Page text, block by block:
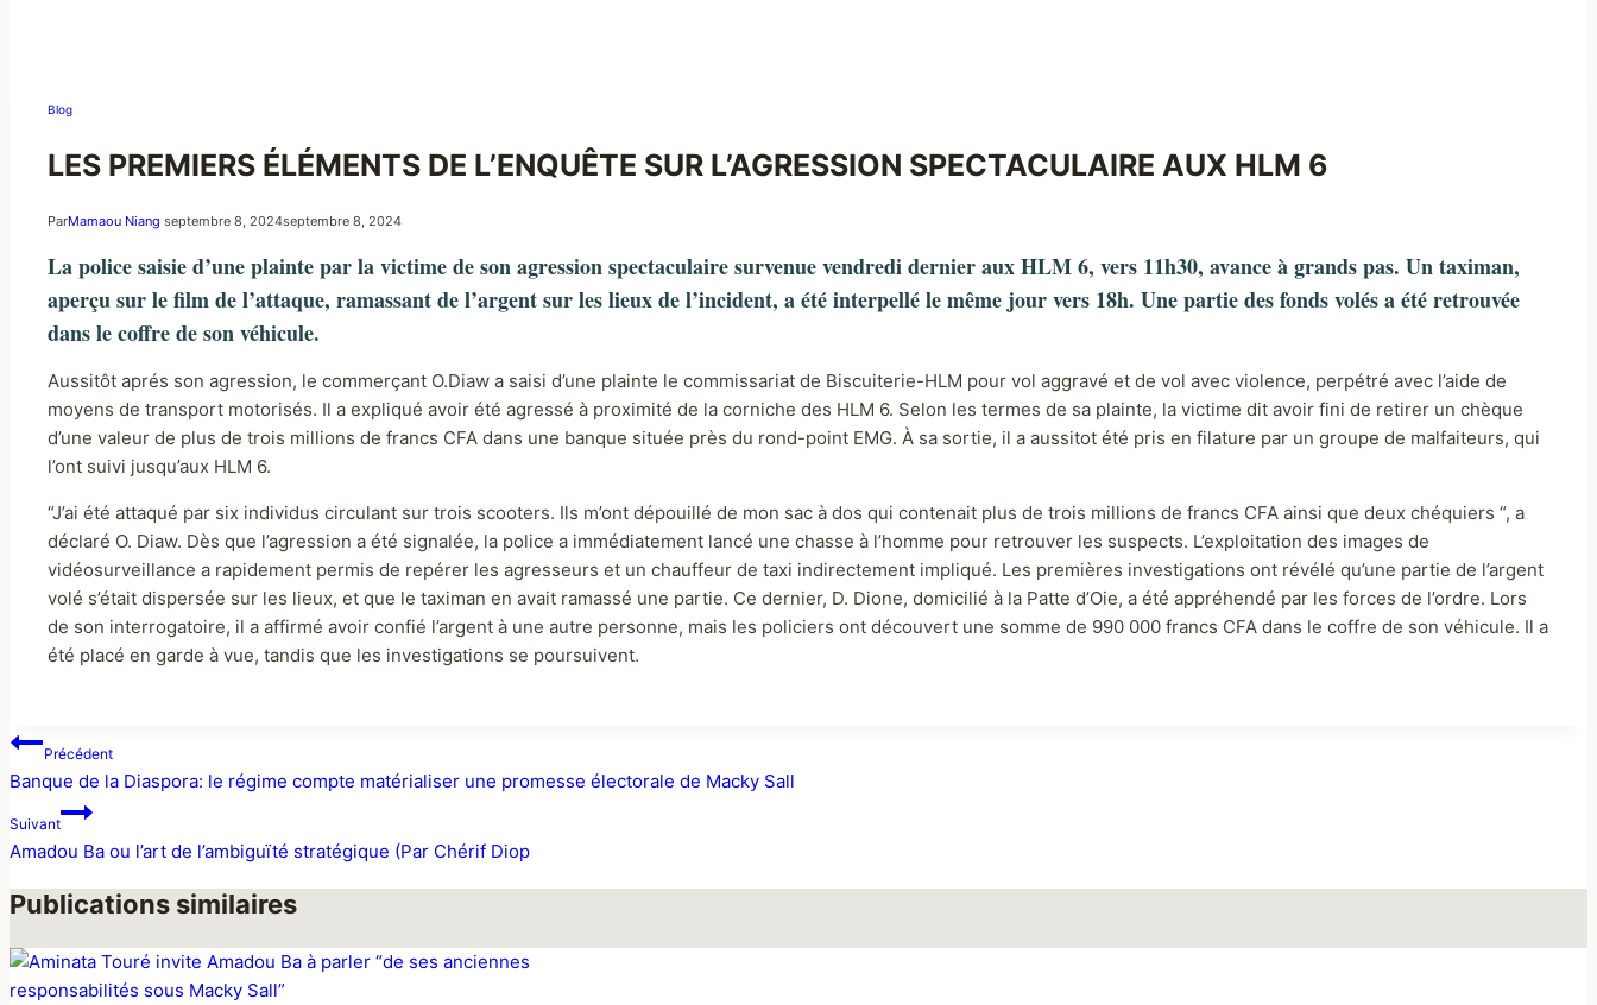
Blog
LES PREMIERS ÉLÉMENTS DE L’ENQUÊTE SUR L’AGRESSION SPECTACULAIRE AUX HLM 6
ParMamaou Niang septembre 8, 2024septembre 8, 2024
La police saisie d’une plainte par la victime de son agression spectaculaire survenue vendredi dernier aux HLM 6, vers 11h30, avance à grands pas. Un taximan,
aperçu sur le film de l’attaque, ramassant de l’argent sur les lieux de l’incident, a été interpellé le même jour vers 18h. Une partie des fonds volés a été retrouvée
dans le coffre de son véhicule.
Aussitôt aprés son agression, le commerçant O.Diaw a saisi d’une plainte le commissariat de Biscuiterie-HLM pour vol aggravé et de vol avec violence, perpétré avec l’aide de
moyens de transport motorisés. Il a expliqué avoir été agressé à proximité de la corniche des HLM 6. Selon les termes de sa plainte, la victime dit avoir fini de retirer un chèque
d’une valeur de plus de trois millions de francs CFA dans une banque située près du rond-point EMG. À sa sortie, il a aussitot été pris en filature par un groupe de malfaiteurs, qui
l’ont suivi jusqu’aux HLM 6.
“J’ai été attaqué par six individus circulant sur trois scooters. Ils m’ont dépouillé de mon sac à dos qui contenait plus de trois millions de francs CFA ainsi que deux chéquiers “, a
déclaré O. Diaw. Dès que l’agression a été signalée, la police a immédiatement lancé une chasse à l’homme pour retrouver les suspects. L’exploitation des images de
vidéosurveillance a rapidement permis de repérer les agresseurs et un chauffeur de taxi indirectement impliqué. Les premières investigations ont révélé qu’une partie de l’argent
volé s’était dispersée sur les lieux, et que le taximan en avait ramassé une partie. Ce dernier, D. Dione, domicilié à la Patte d’Oie, a été appréhendé par les forces de l’ordre. Lors
de son interrogatoire, il a affirmé avoir confié l’argent à une autre personne, mais les policiers ont découvert une somme de 990 000 francs CFA dans le coffre de son véhicule. Il a
été placé en garde à vue, tandis que les investigations se poursuivent.
Précédent
Banque de la Diaspora: le régime compte matérialiser une promesse électorale de Macky Sall
Suivant
Amadou Ba ou l’art de l’ambiguïté stratégique (Par Chérif Diop
Publications similaires